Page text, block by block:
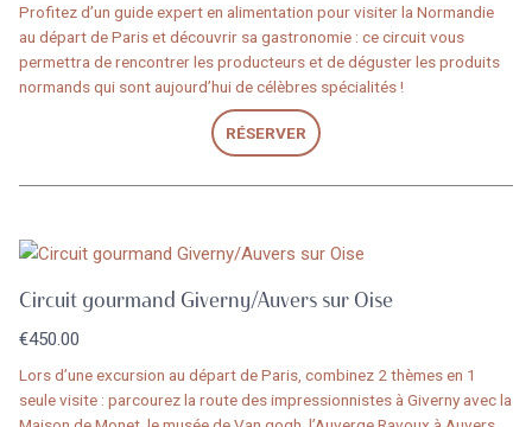
Profitez d’un guide expert en alimentation pour visiter la Normandie
au départ de Paris et découvrir sa gastronomie : ce circuit vous
permettra de rencontrer les producteurs et de déguster les produits
normands qui sont aujourd’hui de célèbres spécialités !
RÉSERVER
Circuit gourmand Giverny/Auvers sur Oise
€450.00
Lors d’une excursion au départ de Paris, combinez 2 thèmes en 1
seule visite : parcourez la route des impressionnistes à Giverny avec la